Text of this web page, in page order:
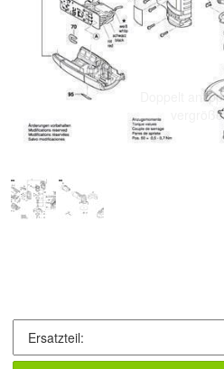
Doppelt